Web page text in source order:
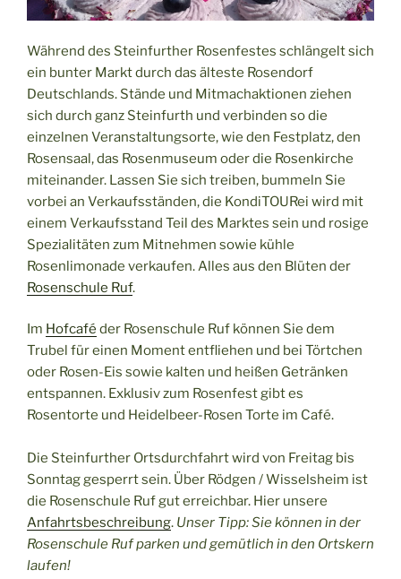
Während des Steinfurther Rosenfestes schlängelt sich
ein bunter Markt durch das älteste Rosendorf
Deutschlands. Stände und Mitmachaktionen ziehen
sich durch ganz Steinfurth und verbinden so die
einzelnen Veranstaltungsorte, wie den Festplatz, den
Rosensaal, das Rosenmuseum oder die Rosenkirche
miteinander. Lassen Sie sich treiben, bummeln Sie
vorbei an Verkaufsständen, die KondiTOURei wird mit
einem Verkaufsstand Teil des Marktes sein und rosige
Spezialitäten zum Mitnehmen sowie kühle
Rosenlimonade verkaufen. Alles aus den Blüten der
Rosenschule Ruf.
Im Hofcafé der Rosenschule Ruf können Sie dem
Trubel für einen Moment entfliehen und bei Törtchen
oder Rosen-Eis sowie kalten und heißen Getränken
entspannen. Exklusiv zum Rosenfest gibt es
Rosentorte und Heidelbeer-Rosen Torte im Café.
Die Steinfurther Ortsdurchfahrt wird von Freitag bis
Sonntag gesperrt sein. Über Rödgen / Wisselsheim ist
die Rosenschule Ruf gut erreichbar. Hier unsere
Anfahrtsbeschreibung. Unser Tipp: Sie können in der
Rosenschule Ruf parken und gemütlich in den Ortskern
laufen!